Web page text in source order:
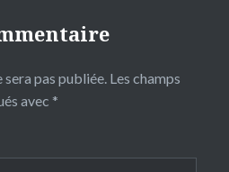
pas publiée. Les champs
avec *